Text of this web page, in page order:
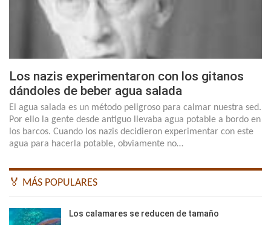
Los nazis experimentaron con los gitanos
dándoles de beber agua salada
El agua salada es un método peligroso para calmar nuestra sed.
Por ello la gente desde antiguo llevaba agua potable a bordo en
los barcos. Cuando los nazis decidieron experimentar con este
agua para hacerla potable, obviamente no…
🏅 MÁS POPULARES
Los calamares se reducen de tamaño